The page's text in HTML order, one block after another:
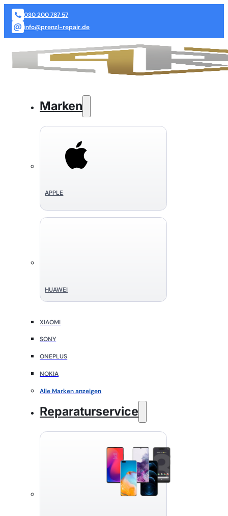
030 200 787 57
info@prenzl-repair.de
Marken
APPLE
HUAWEI
XIAOMI
SONY
ONEPLUS
NOKIA
Alle Marken anzeigen
Reparaturservice